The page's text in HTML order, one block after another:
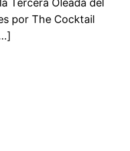
Tercera Oleada del
por The Cocktail